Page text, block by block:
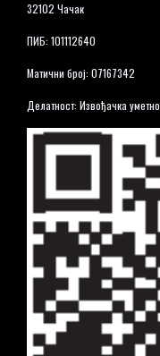
32102 Чачак
ПИБ: 101112640
Матични број: 07167342
Делатност: Извођачка